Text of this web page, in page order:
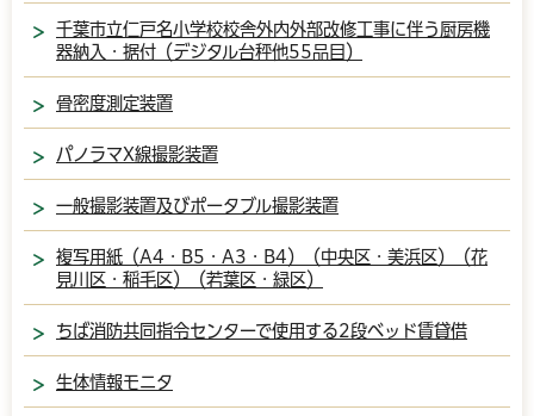
千葉市立仁戸名小学校校舎外内外部改修工事に伴う厨房機
器納入・据付（デジタル台秤他55品目）
骨密度測定装置
パノラマX線撮影装置
一般撮影装置及びポータブル撮影装置
複写用紙（A4・B5・A3・B4）（中央区・美浜区）（花
見川区・稲毛区）（若葉区・緑区）
ちば消防共同指令センターで使用する2段ベッド賃貸借
生体情報モニタ